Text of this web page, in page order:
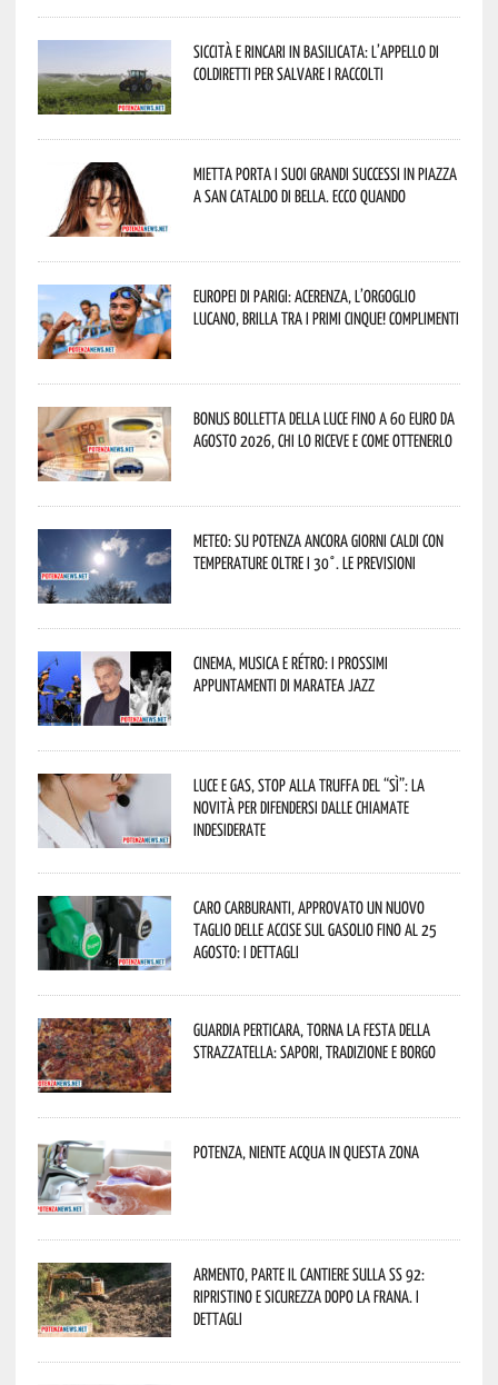
Siccità e rincari in Basilicata: l’appello di
Coldiretti per salvare i raccolti
Mietta porta i suoi grandi successi in piazza
a San Cataldo di Bella. Ecco quando
Europei di Parigi: Acerenza, l’orgoglio
lucano, brilla tra i primi cinque! Complimenti
Bonus bolletta della luce fino a 60 euro da
agosto 2026, chi lo riceve e come ottenerlo
Meteo: su Potenza ancora giorni caldi con
temperature oltre i 30°. Le previsioni
Cinema, musica e rétro: i prossimi
appuntamenti di Maratea Jazz
Luce e gas, stop alla truffa del “Sì”: la
novità per difendersi dalle chiamate
indesiderate
Caro carburanti, approvato un nuovo
taglio delle accise sul gasolio fino al 25
agosto: i dettagli
Guardia Perticara, torna la Festa della
Strazzatella: sapori, tradizione e borgo
Potenza, niente acqua in questa zona
Armento, parte il cantiere sulla SS 92:
ripristino e sicurezza dopo la frana. I
dettagli